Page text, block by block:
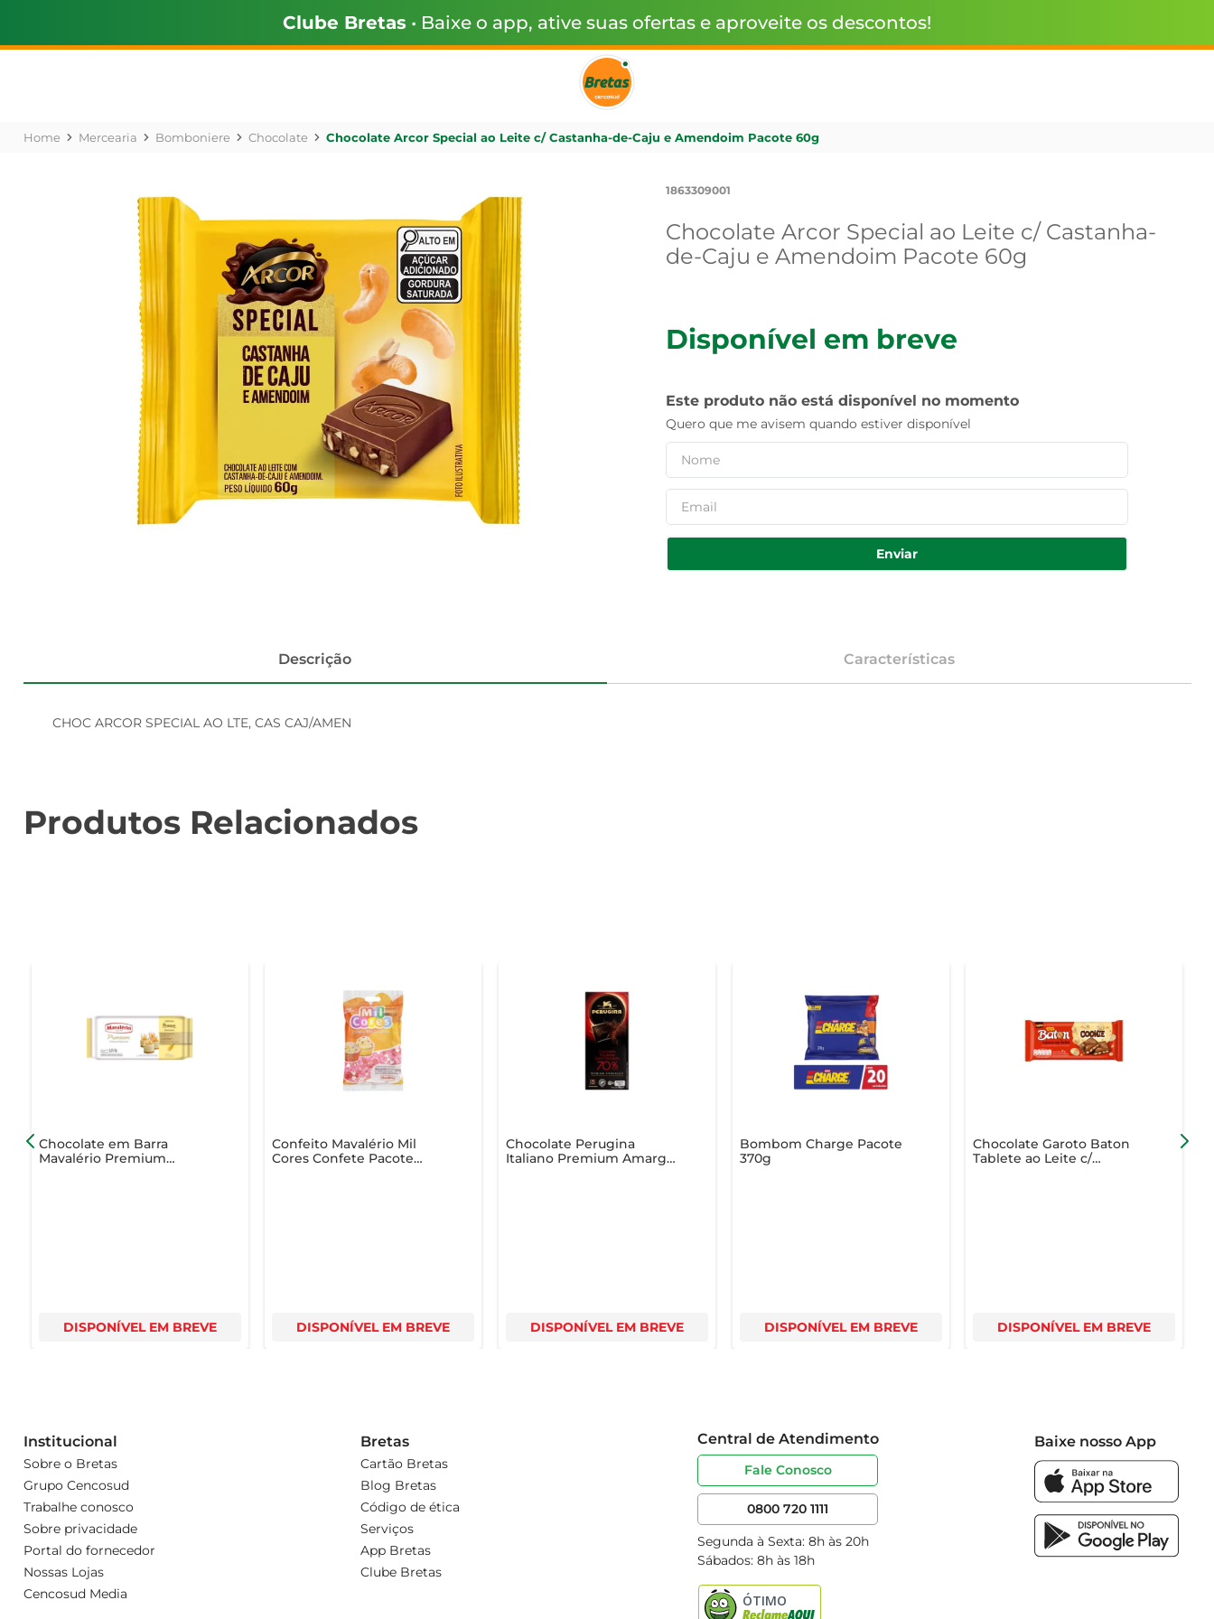
Clube Bretas • Baixe o app, ative suas ofertas e aproveite os descontos!
Mercearia Bomboniere Chocolate Chocolate Arcor Special ao Leite c/ Castanha-de-Caju e Amendoim Pacote 60g
1863309001
Chocolate Arcor Special ao Leite c/ Castanha-
de-Caju e Amendoim Pacote 60g
Disponível em breve
Este produto não está disponível no momento
Quero que me avisem quando estiver disponível
Enviar
Descrição Características
CHOC ARCOR SPECIAL AO LTE, CAS CAJ/AMEN
Produtos Relacionados
Chocolate em Barra
Mavalério Premium
DISPONÍVEL EM BREVE
Confeito Mavalério Mil
Cores Confete Pacote
DISPONÍVEL EM BREVE
Chocolate Perugina
Italiano Premium Amargo
DISPONÍVEL EM BREVE
Bombom Charge Pacote
370g
DISPONÍVEL EM BREVE
Chocolate Garoto Baton
Tablete ao Leite c/
DISPONÍVEL EM BREVE
Institucional
Sobre o Bretas
Grupo Cencosud
Trabalhe conosco
Sobre privacidade
Portal do fornecedor
Nossas Lojas
Cencosud Media
Bretas
Cartão Bretas
Blog Bretas
Código de ética
Serviços
App Bretas
Clube Bretas
Central de Atendimento
Fale Conosco
0800 720 1111
Segunda à Sexta: 8h às 20h
Sábados: 8h às 18h
Baixe nosso App